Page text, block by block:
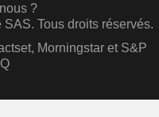
?
Tous droits réservés.
Morningstar et S&P